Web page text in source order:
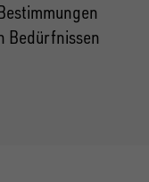
Bedürfnissen